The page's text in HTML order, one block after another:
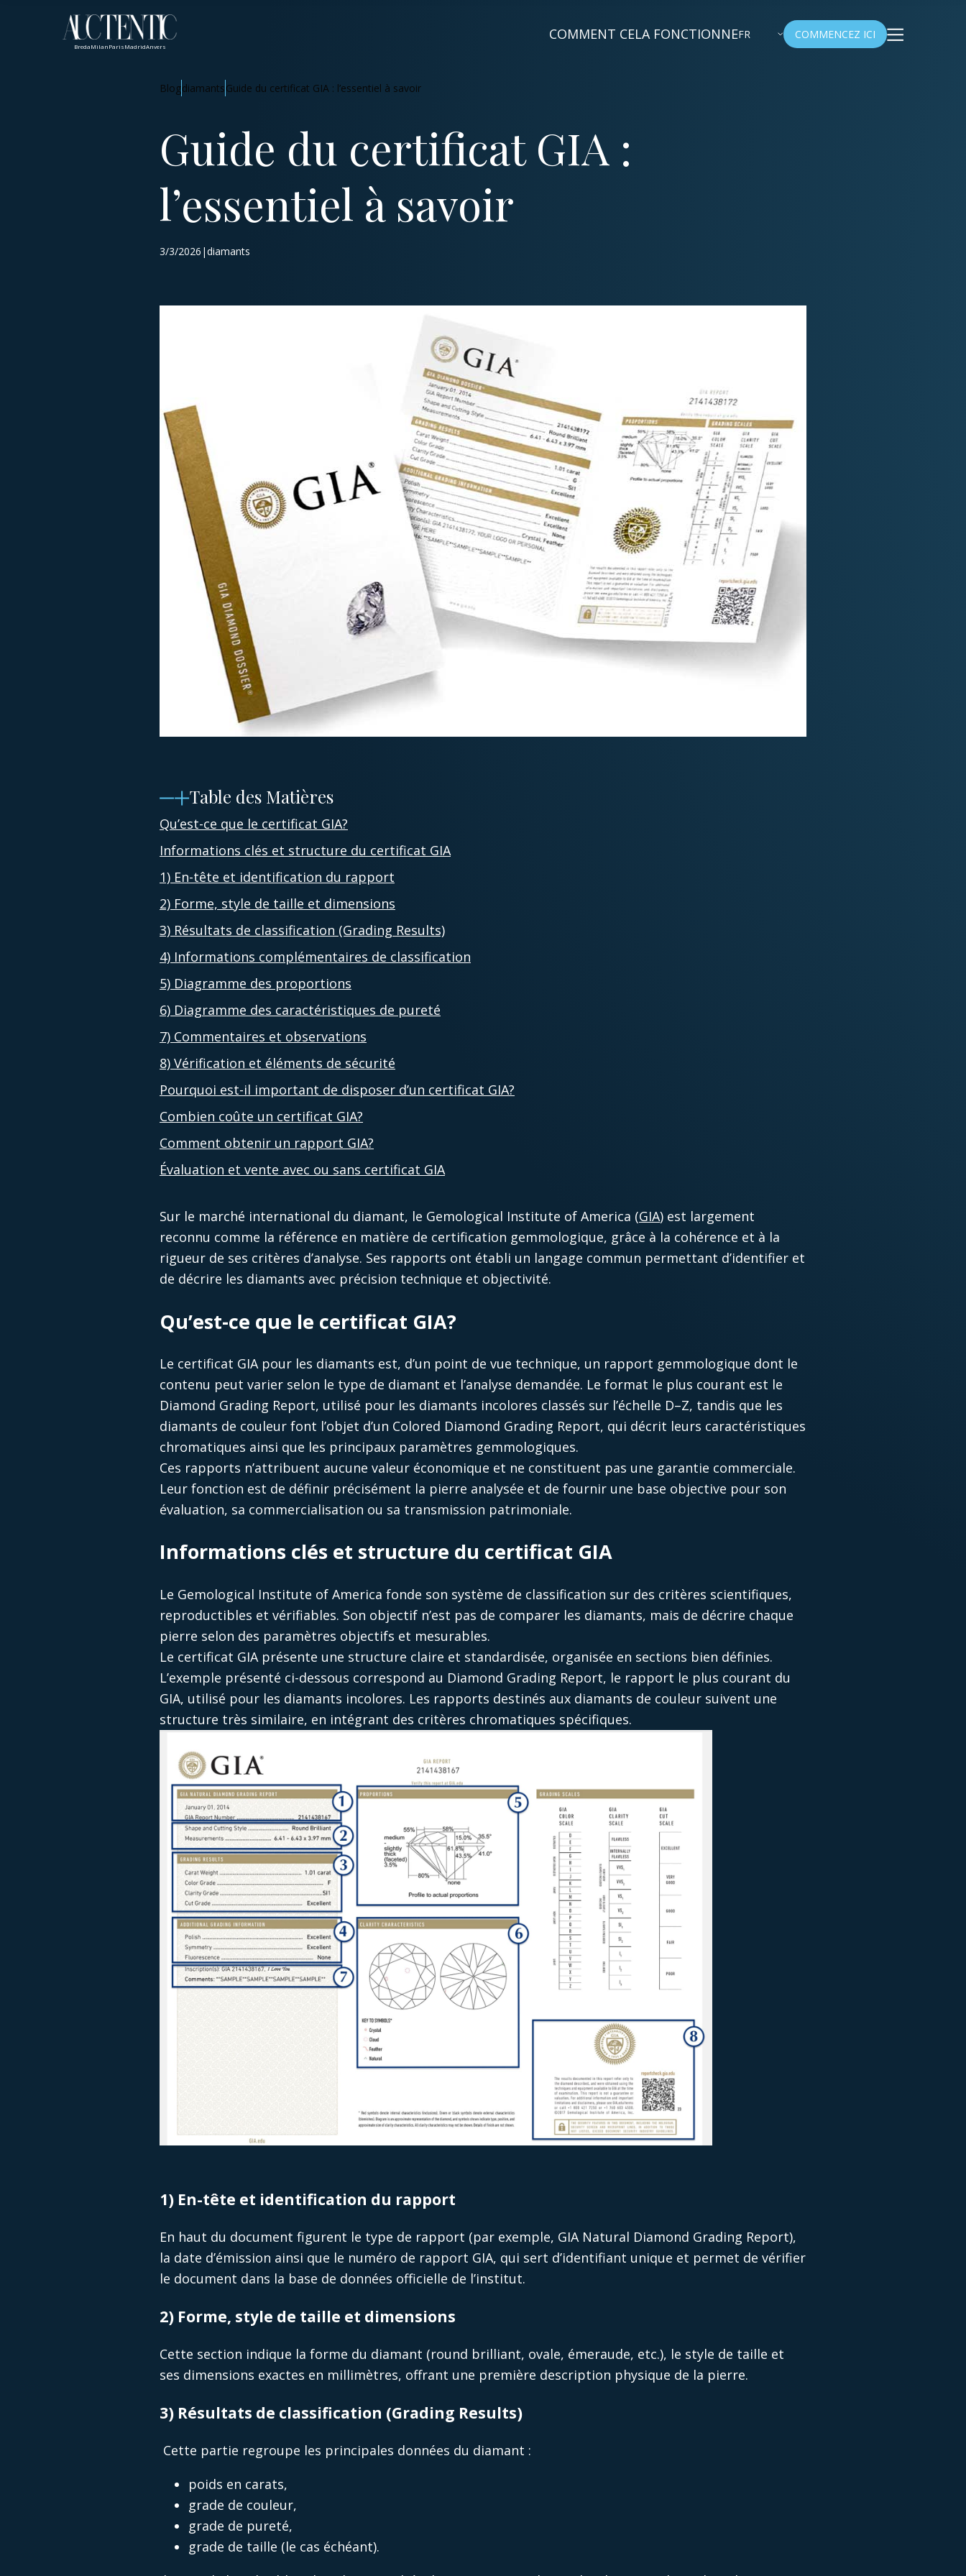
BredaMilanParisMadridAnvers
COMMENT CELA FONCTIONNEFR COMMENCEZ ICI
BlogdiamantsGuide du certificat GIA : l’essentiel à savoir
Guide du certificat GIA :
l’essentiel à savoir
3/3/2026|diamants
Table des Matières
Qu’est-ce que le certificat GIA?
Informations clés et structure du certificat GIA
1) En-tête et identification du rapport
2) Forme, style de taille et dimensions
3) Résultats de classification (Grading Results)
4) Informations complémentaires de classification
5) Diagramme des proportions
6) Diagramme des caractéristiques de pureté
7) Commentaires et observations
8) Vérification et éléments de sécurité
Pourquoi est-il important de disposer d’un certificat GIA?
Combien coûte un certificat GIA?
Comment obtenir un rapport GIA?
Évaluation et vente avec ou sans certificat GIA
Sur le marché international du diamant, le Gemological Institute of America (GIA) est largement
reconnu comme la référence en matière de certification gemmologique, grâce à la cohérence et à la
rigueur de ses critères d’analyse. Ses rapports ont établi un langage commun permettant d’identifier et
de décrire les diamants avec précision technique et objectivité.
Qu’est-ce que le certificat GIA?
Le certificat GIA pour les diamants est, d’un point de vue technique, un rapport gemmologique dont le
contenu peut varier selon le type de diamant et l’analyse demandée. Le format le plus courant est le
Diamond Grading Report, utilisé pour les diamants incolores classés sur l’échelle D–Z, tandis que les
diamants de couleur font l’objet d’un Colored Diamond Grading Report, qui décrit leurs caractéristiques
chromatiques ainsi que les principaux paramètres gemmologiques.
Ces rapports n’attribuent aucune valeur économique et ne constituent pas une garantie commerciale.
Leur fonction est de définir précisément la pierre analysée et de fournir une base objective pour son
évaluation, sa commercialisation ou sa transmission patrimoniale.
Informations clés et structure du certificat GIA
Le Gemological Institute of America fonde son système de classification sur des critères scientifiques,
reproductibles et vérifiables. Son objectif n’est pas de comparer les diamants, mais de décrire chaque
pierre selon des paramètres objectifs et mesurables.
Le certificat GIA présente une structure claire et standardisée, organisée en sections bien définies.
L’exemple présenté ci-dessous correspond au Diamond Grading Report, le rapport le plus courant du
GIA, utilisé pour les diamants incolores. Les rapports destinés aux diamants de couleur suivent une
structure très similaire, en intégrant des critères chromatiques spécifiques.
1) En-tête et identification du rapport
En haut du document figurent le type de rapport (par exemple, GIA Natural Diamond Grading Report),
la date d’émission ainsi que le numéro de rapport GIA, qui sert d’identifiant unique et permet de vérifier
le document dans la base de données officielle de l’institut.
2) Forme, style de taille et dimensions
Cette section indique la forme du diamant (round brilliant, ovale, émeraude, etc.), le style de taille et
ses dimensions exactes en millimètres, offrant une première description physique de la pierre.
3) Résultats de classification (Grading Results)
Cette partie regroupe les principales données du diamant :
poids en carats,
grade de couleur,
grade de pureté,
grade de taille (le cas échéant).